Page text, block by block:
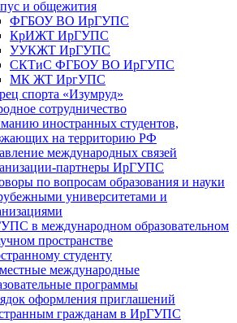
и общежития
ФГБОУ ВО ИрГУПС
КрИЖТ ИрГУПС
УУКЖТ ИрГУПС
СКТиС ФГБОУ ВО ИрГУПС
МК ЖТ ИргУПС
спорта «Изумруд»
сотрудничество
иностранных студентов,
на территорию РФ
международных связей
партнеры ИрГУПС
по вопросам образования и науки
университетами и
в международном образовательном
пространстве
студенту
международные
программы
оформления приглашений
гражданам в ИрГУПС